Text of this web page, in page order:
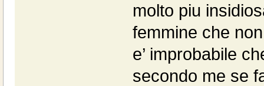
molto piu
femmine che
e’ improbabile
secondo me se